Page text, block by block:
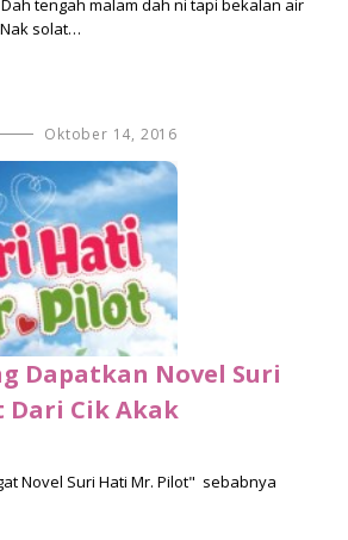
tengah malam dah ni tapi bekalan air
solat…
Oktober 14, 2016
Dapatkan Novel Suri
Cik Akak
Novel Suri Hati Mr. Pilot" sebabnya